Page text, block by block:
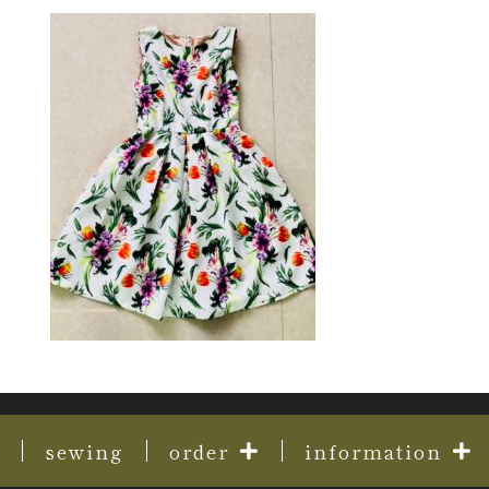
sewing order information